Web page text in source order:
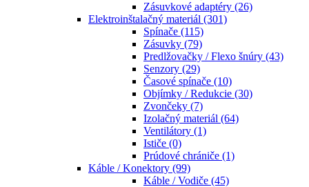
Zásuvkové adaptéry (26)
Elektroinštalačný materiál (301)
Spínače (115)
Zásuvky (79)
Predlžovačky / Flexo šnúry (43)
Senzory (29)
Časové spínače (10)
Objímky / Redukcie (30)
Zvončeky (7)
Izolačný materiál (64)
Ventilátory (1)
Ističe (0)
Prúdové chrániče (1)
Káble / Konektory (99)
Káble / Vodiče (45)